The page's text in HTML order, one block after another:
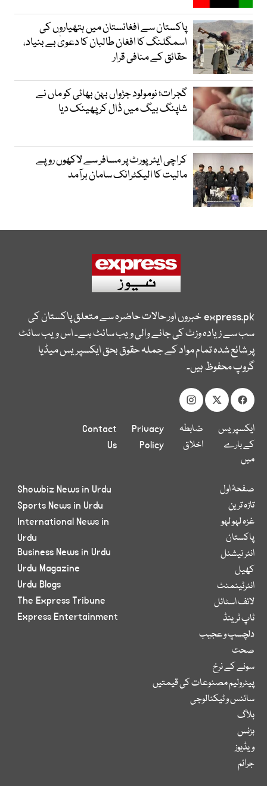
پاکستان سے افغانستان میں ہتھیاروں کی
اسمگلنگ کا افغان طالبان کا دعویٰ بے بنیاد،
حقائق کے منافی قرار
گجرات؛ نومولود جڑواں بہن بھائی کو ماں نے
شاپنگ بیگ میں ڈال کر پھینک دیا
کراچی ایئرپورٹ پر مسافر سے لاکھوں روپے
مالیت کا الیکٹرانک سامان برآمد
express.pkخبروں اور حالات حاضرہ سے متعلق پاکستان کی
سب سے زیادہ وزٹ کی جانے والی ویب سائٹ ہے۔ اس ویب سائٹ
پر شائع شدہ تمام مواد کے جملہ حقوق بحق ایکسپریس میڈیا
گروپ محفوظ ہیں۔
ایکسپریس
کے بارے
میں
ضابطہ
اخلاق
Privacy
Policy
Contact
Us
صفحۂ اول
تازہ ترین
غزہ لہو لہو
پاکستان
انٹر نیشنل
کھیل
انٹرٹینمنٹ
لائف اسٹائل
ٹاپ ٹرینڈ
دلچسپ و عجیب
صحت
سونے کے نرخ
پیٹرولیم مصنوعات کی قیمتیں
سائنس و ٹیکنالوجی
بلاگ
بزنس
ویڈیوز
جرائم
Showbiz News in Urdu
Sports News in Urdu
International News in
Urdu
Business News in Urdu
Urdu Magazine
Urdu Blogs
The Express Tribune
Express Entertainment